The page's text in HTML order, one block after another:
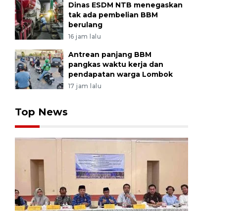
Dinas ESDM NTB menegaskan
tak ada pembelian BBM
berulang
16 jam lalu
Antrean panjang BBM
pangkas waktu kerja dan
pendapatan warga Lombok
17 jam lalu
Top News